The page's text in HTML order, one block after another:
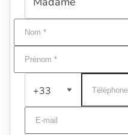
+33